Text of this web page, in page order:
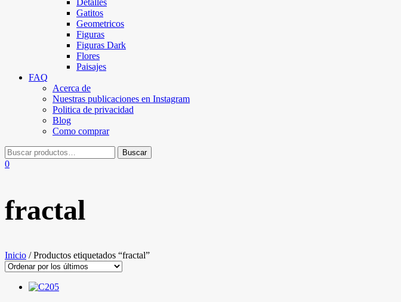
Detalles
Gatitos
Geometricos
Figuras
Figuras Dark
Flores
Paisajes
FAQ
Acerca de
Nuestras publicaciones en Instagram
Politica de privacidad
Blog
Como comprar
0
fractal
Inicio / Productos etiquetados “fractal”